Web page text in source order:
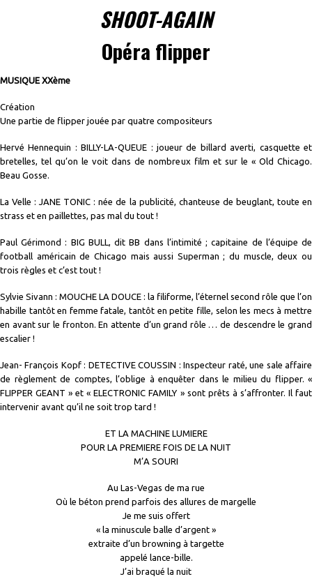
SHOOT-AGAIN
Opéra flipper
MUSIQUE XXème
Création
Une partie de flipper jouée par quatre compositeurs
Hervé Hennequin : BILLY-LA-QUEUE : joueur de billard averti, casquette et
bretelles, tel qu’on le voit dans de nombreux film et sur le « Old Chicago.
Beau Gosse.
La Velle : JANE TONIC : née de la publicité, chanteuse de beuglant, toute en
strass et en paillettes, pas mal du tout !
Paul Gérimond : BIG BULL, dit BB dans l’intimité ; capitaine de l’équipe de
football américain de Chicago mais aussi Superman ; du muscle, deux ou
trois règles et c’est tout !
Sylvie Sivann : MOUCHE LA DOUCE : la filiforme, l’éternel second rôle que l’on
habille tantôt en femme fatale, tantôt en petite fille, selon les mecs à mettre
en avant sur le fronton. En attente d’un grand rôle … de descendre le grand
escalier !
Jean- François Kopf : DETECTIVE COUSSIN : Inspecteur raté, une sale affaire
de règlement de comptes, l’oblige à enquêter dans le milieu du flipper. «
FLIPPER GEANT » et « ELECTRONIC FAMILY » sont prêts à s’affronter. Il faut
intervenir avant qu’il ne soit trop tard !
ET LA MACHINE LUMIERE
POUR LA PREMIERE FOIS DE LA NUIT
M’A SOURI
Au Las-Vegas de ma rue
Où le béton prend parfois des allures de margelle
Je me suis offert
« la minuscule balle d’argent »
extraite d’un browning à targette
appelé lance-bille.
J’ai braqué la nuit